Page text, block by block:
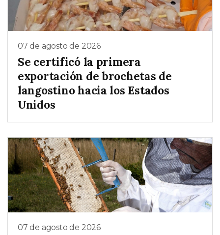
07 de agosto de 2026
Se certificó la primera
exportación de brochetas de
langostino hacia los Estados
Unidos
07 de agosto de 2026